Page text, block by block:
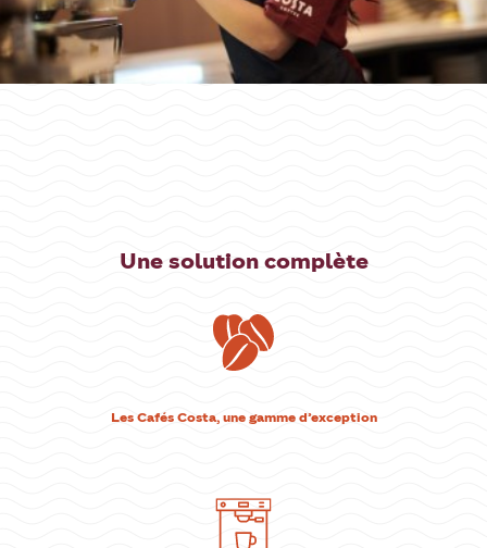
Une solution complète
Les Cafés Costa, une gamme d’exception